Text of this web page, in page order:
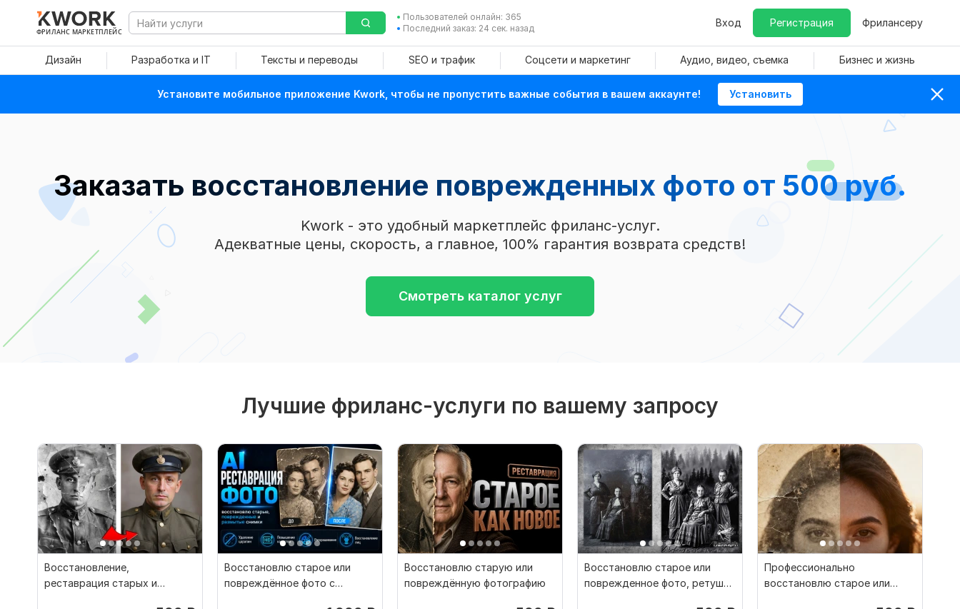
ФРИЛАНС МАРКЕТПЛЕЙС
Пользователей онлайн: 365
Последний заказ: 24 сек. назад
Вход Регистрация Фрилансеру
Дизайн Разработка и IT Тексты и переводы SEO и трафик Соцсети и маркетинг Аудио, видео, съемка Бизнес и жизнь
Установите мобильное приложение Kwork, чтобы не пропустить важные события в вашем аккаунте! Установить
Заказать восстановление поврежденных фото от 500 руб.
Kwork - это удобный маркетплейс фриланс-услуг.
Адекватные цены, скорость, а главное, 100% гарантия возврата средств!
Смотреть каталог услуг
Лучшие фриланс-услуги по вашему запросу
Восстановление,
реставрация старых и
Восстановлю старое или
повреждённое фото с
Восстановлю старую или
повреждённую фотографию
Восстановлю старое или
поврежденное фото, ретушь,
Профессионально
восстановлю старое или